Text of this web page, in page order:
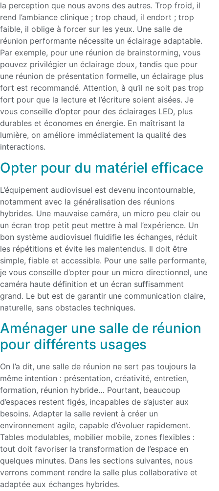
la perception que nous avons des autres. Trop froid, il
rend l’ambiance clinique ; trop chaud, il endort ; trop
faible, il oblige à forcer sur les yeux. Une salle de
réunion performante nécessite un éclairage adaptable.
Par exemple, pour une réunion de brainstorming, vous
pouvez privilégier un éclairage doux, tandis que pour
une réunion de présentation formelle, un éclairage plus
fort est recommandé. Attention, à qu’il ne soit pas trop
fort pour que la lecture et l’écriture soient aisées. Je
vous conseille d’opter pour des éclairages LED, plus
durables et économes en énergie. En maîtrisant la
lumière, on améliore immédiatement la qualité des
interactions.
Opter pour du matériel efficace
L’équipement audiovisuel est devenu incontournable,
notamment avec la généralisation des réunions
hybrides. Une mauvaise caméra, un micro peu clair ou
un écran trop petit peut mettre à mal l’expérience. Un
bon système audiovisuel fluidifie les échanges, réduit
les répétitions et évite les malentendus. Il doit être
simple, fiable et accessible. Pour une salle performante,
je vous conseille d’opter pour un micro directionnel, une
caméra haute définition et un écran suffisamment
grand. Le but est de garantir une communication claire,
naturelle, sans obstacles techniques.
Aménager une salle de réunion
pour différents usages
On l’a dit, une salle de réunion ne sert pas toujours la
même intention : présentation, créativité, entretien,
formation, réunion hybride… Pourtant, beaucoup
d’espaces restent figés, incapables de s’ajuster aux
besoins. Adapter la salle revient à créer un
environnement agile, capable d’évoluer rapidement.
Tables modulables, mobilier mobile, zones flexibles :
tout doit favoriser la transformation de l’espace en
quelques minutes. Dans les sections suivantes, nous
verrons comment rendre la salle plus collaborative et
adaptée aux échanges hybrides.